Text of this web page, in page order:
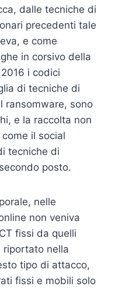
dalle tecniche di
precedenti tale
e come
in corsivo della
i codici
di tecniche di
ransomware, sono
e la raccolta non
il social
tecniche di
posto.
nelle
non veniva
fissi da quelli
riportato nella
tipo di attacco,
fissi e mobili solo